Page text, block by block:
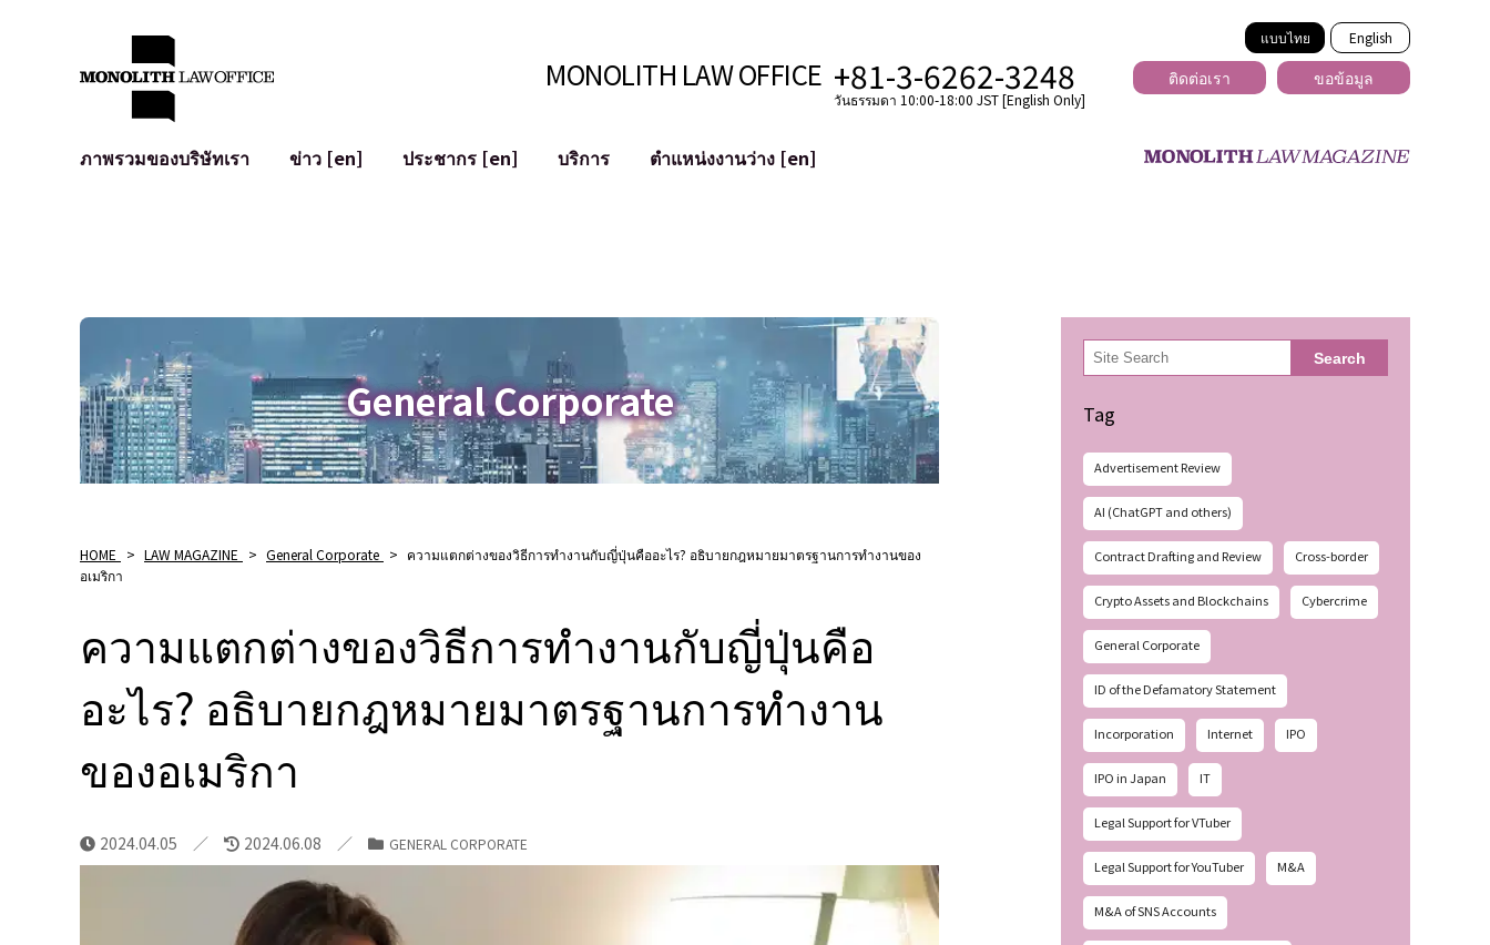
แบบไทย English
MONOLITH LAW OFFICE +81-3-6262-3248
วันธรรมดา 10:00-18:00 JST [English Only]
ติดต่อเรา ขอข้อมูล
ภาพรวมของบริษัทเรา
ข่าว [en] ประชากร [en]
บริการ
การป้องกันข้อมูลส่วนบุคคล
การตรวจสอบโฆษณา
อาชญากรรมไซเบอร์
การบรรเทาความเสียหายต่อชื่อเสียง
การระบุตัวตนของคำกล่าวหาที่เป็นการใส่ร้าย
ตำแหน่งงานว่าง [en]
General Corporate
HOME > LAW MAGAZINE > General Corporate > ความแตกต่างของวิธีการทํางานกับญี่ปุ่นคืออะไร? อธิบายกฎหมายมาตรฐานการทํางานของ
อเมริกา
ความแตกต่างของวิธีการทํางานกับญี่ปุ่นคือ
อะไร? อธิบายกฎหมายมาตรฐานการทํางาน
ของอเมริกา
2024.04.05 2024.06.08 GENERAL CORPORATE
検
索 Search
Tag
Advertisement Review
AI (ChatGPT and others)
Contract Drafting and Review Cross-border
Crypto Assets and Blockchains Cybercrime
General Corporate
ID of the Defamatory Statement
Incorporation Internet IPO
IPO in Japan IT
Legal Support for VTuber
Legal Support for YouTuber M&A
M&A of SNS Accounts